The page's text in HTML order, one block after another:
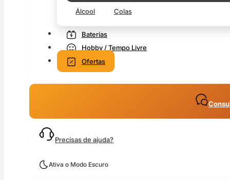
Álcool Colas
Baterias
Hobby / Tempo Livre
Ofertas
Precisas de ajuda?
Ativa o Modo Escuro